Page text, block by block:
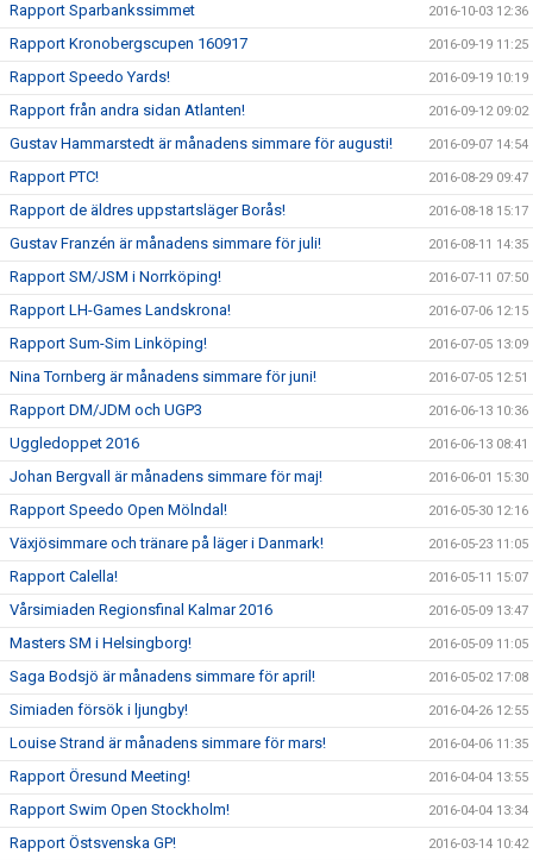
Rapport Sparbankssimmet 2016-10-03 12:36
Rapport Kronobergscupen 160917 2016-09-19 11:25
Rapport Speedo Yards! 2016-09-19 10:19
Rapport från andra sidan Atlanten! 2016-09-12 09:02
Gustav Hammarstedt är månadens simmare för augusti! 2016-09-07 14:54
Rapport PTC! 2016-08-29 09:47
Rapport de äldres uppstartsläger Borås! 2016-08-18 15:17
Gustav Franzén är månadens simmare för juli! 2016-08-11 14:35
Rapport SM/JSM i Norrköping! 2016-07-11 07:50
Rapport LH-Games Landskrona! 2016-07-06 12:15
Rapport Sum-Sim Linköping! 2016-07-05 13:09
Nina Tornberg är månadens simmare för juni! 2016-07-05 12:51
Rapport DM/JDM och UGP3 2016-06-13 10:36
Uggledoppet 2016 2016-06-13 08:41
Johan Bergvall är månadens simmare för maj! 2016-06-01 15:30
Rapport Speedo Open Mölndal! 2016-05-30 12:16
Växjösimmare och tränare på läger i Danmark! 2016-05-23 11:05
Rapport Calella! 2016-05-11 15:07
Vårsimiaden Regionsfinal Kalmar 2016 2016-05-09 13:47
Masters SM i Helsingborg! 2016-05-09 11:05
Saga Bodsjö är månadens simmare för april! 2016-05-02 17:08
Simiaden försök i ljungby! 2016-04-26 12:55
Louise Strand är månadens simmare för mars! 2016-04-06 11:35
Rapport Öresund Meeting! 2016-04-04 13:55
Rapport Swim Open Stockholm! 2016-04-04 13:34
Rapport Östsvenska GP! 2016-03-14 10:42